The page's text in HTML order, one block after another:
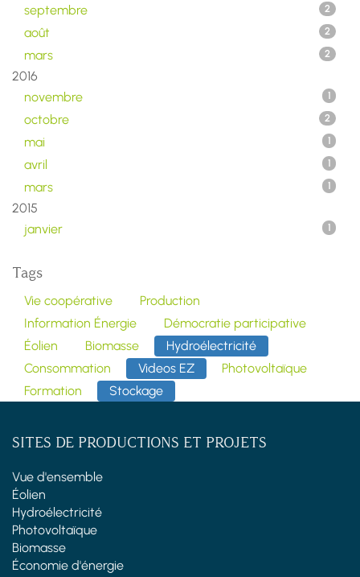
septembre 2
août 2
mars 2
2016
novembre
1
octobre 2
mai 1
avril 1
mars 1
2015
janvier
1
Tags
Vie coopérative
Production
Information Énergie
Démocratie participative
Éolien
Biomasse
Hydroélectricité
Consommation
Videos EZ
Photovoltaïque
Formation
Stockage
SITES DE PRODUCTIONS ET PROJETS
Vue d'ensemble
Éolien
Hydroélectricité
Photovoltaïque
Biomasse
Économie d'énergie